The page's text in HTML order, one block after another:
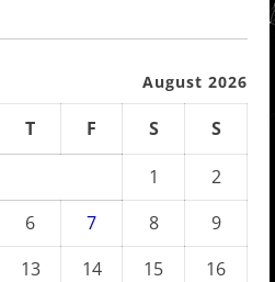
August 2026
T F S
S
1
2
6 7 8
9
13 14 15
16